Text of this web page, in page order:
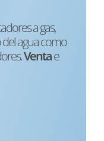
a gas,
agua como
Ventae